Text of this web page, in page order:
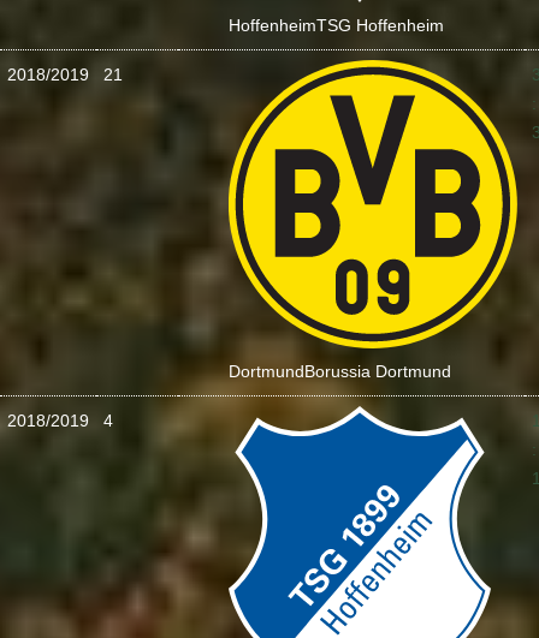
HoffenheimTSG Hoffenheim
2018/2019 21
DortmundBorussia Dortmund
:
2018/2019 4
: